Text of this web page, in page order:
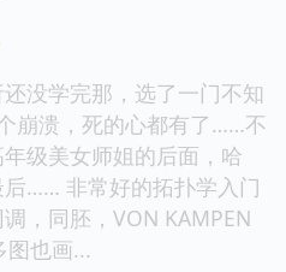
没学完那，选了一门不知
崩溃，死的心都有了……不
级美女师姐的后面，哈
…… 非常好的拓扑学入门
，同胚，VON KAMPEN
也画...